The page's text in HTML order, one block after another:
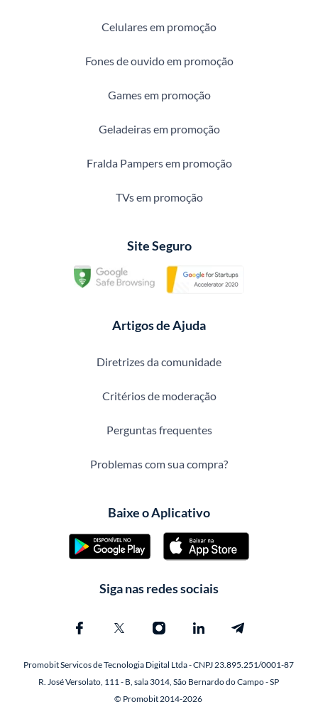
Celulares em promoção
Fones de ouvido em promoção
Games em promoção
Geladeiras em promoção
Fralda Pampers em promoção
TVs em promoção
Site Seguro
Artigos de Ajuda
Diretrizes da comunidade
Critérios de moderação
Perguntas frequentes
Problemas com sua compra?
Baixe o Aplicativo
Siga nas redes sociais
Promobit Servicos de Tecnologia Digital Ltda - CNPJ 23.895.251/0001-87
R. José Versolato, 111 - B, sala 3014, São Bernardo do Campo - SP
© Promobit 2014-2026